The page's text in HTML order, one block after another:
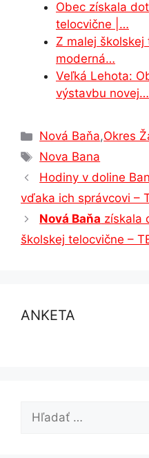
Obec získala
telocvične |…
Z malej
moderná…
Veľká Lehota:
výstavbu novej…
Kategórie
Nová Baňa,Okres
Značky
Nova Bana
Hodiny v doline
vďaka ich správcovi –
Nová Baňa získala
školskej telocvične –
ANKETA
Hľadať: